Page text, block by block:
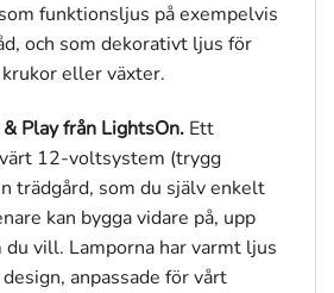
funktionsljus på exempelvis
och som dekorativt ljus för
eller växter.
Play från LightsOn. Ett
12-voltsystem (trygg
trädgård, som du själv enkelt
kan bygga vidare på, upp
vill. Lamporna har varmt ljus
anpassade för vårt